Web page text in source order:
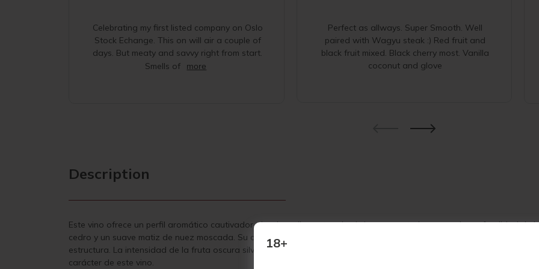
18+
Celebrating my first listed company on Oslo
Stock Echange. This on will air a couple of
days. But meaty and savvy right from start.
Smells of
more
Perfect as allways. Super Smooth. Well
paired with Wagyu steak :) Red fruit and
black fruit mixed. Black cherry most. Vanilla
coconut and glove
Description
Este vino ofrece un perfil aromático cautivador, donde sutiles notas de pimienta se entrelazan con la profundidad de
cedro y un suave matiz de nuez moscada. Su concentración es notable, con un cuerpo medio bien equilibrado y
estructura. La intensidad de la fruta oscura silvestre se combina con la tensión vibrante de especias secas, creando
carácter de este vino.